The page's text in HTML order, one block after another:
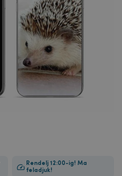
Rendelj 12:00-ig! Ma
feladjuk!